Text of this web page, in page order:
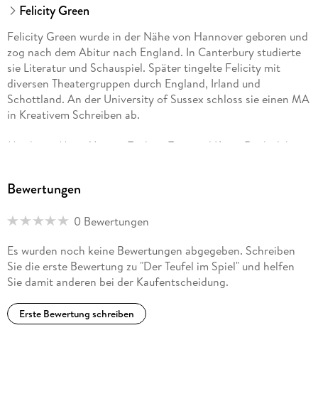
Felicity Green
Felicity Green wurde in der Nähe von Hannover geboren und
zog nach dem Abitur nach England. In Canterbury studierte
sie Literatur und Schauspiel. Später tingelte Felicity mit
diversen Theatergruppen durch England, Irland und
Schottland. An der University of Sussex schloss sie einen MA
in Kreativem Schreiben ab.
Mit ihrem Mann Yannic, Tochter Taya und Kater Rocks lebt
Bewertungen
0 Bewertungen
Es wurden noch keine Bewertungen abgegeben. Schreiben
Sie die erste Bewertung zu "Der Teufel im Spiel" und helfen
Sie damit anderen bei der Kaufentscheidung.
Erste Bewertung schreiben